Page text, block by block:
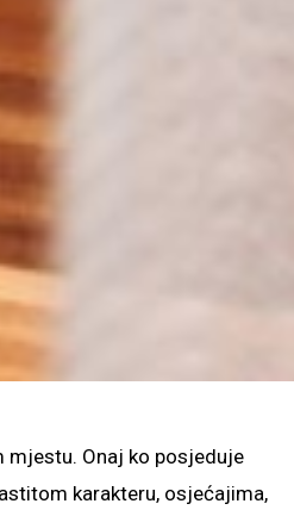
mjestu. Onaj ko posjeduje
karakteru, osjećajima,